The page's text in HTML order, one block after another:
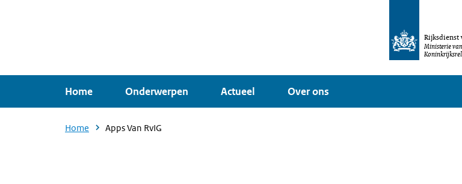
de
gaan
Rijksdienst
Ministerie
Home Onderwerpen Actueel Over ons
Home Apps Van RvIG